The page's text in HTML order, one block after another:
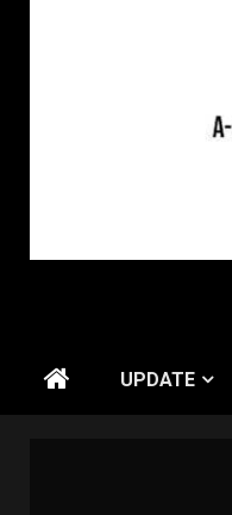
UPDATE